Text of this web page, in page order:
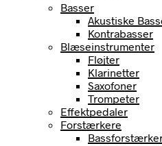
Basser
Akustiske
Kontrabasser
Blæseinstrumenter
Fløjter
Klarinetter
Saxofoner
Trompeter
Effektpedaler
Forstærkere